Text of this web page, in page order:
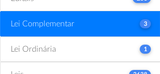
Lei Complementar 3
Lei Ordinária 1